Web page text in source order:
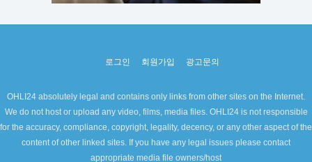
로그인 회원가입 광고문의
OHLI24 absolutely legal and contains only links from other sites on the Internet.
We do not host or upload any video, films, media files. OHLI24 is not responsible
for the accuracy, compliance, copyright, legality, decency, or any other aspect of the
content of other linked sites. If you have any legal issues please contact
appropriate media file owners/host